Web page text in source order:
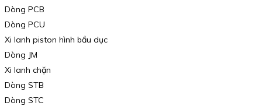
Dòng PCB
Dòng PCU
Xi lanh piston hình bầu dục
Dòng JM
Xi lanh chặn
Dòng STB
Dòng STC